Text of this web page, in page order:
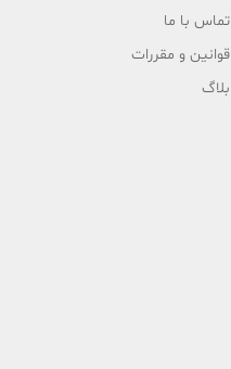
تماس با ما
قوانین و مقررات
بلاگ